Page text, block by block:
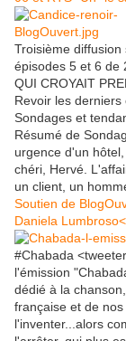
Troisième
épisodes 5 et 6 de
QUI CROYAIT
Revoir les
Sondages et
Résumé de
urgence d'un
chéri, Hervé.
un client, un
Soutien de
Daniela
#Chabada
l'émission
dédié à la
française et de
l'inventer...alors